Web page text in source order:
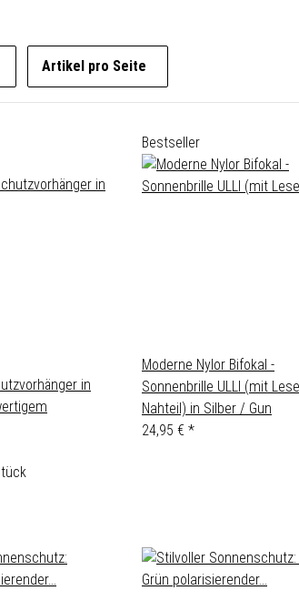
Artikel pro Seite
in
Bestseller
Moderne Nylor Bifokal -
Sonnenbrille ULLI (mit
Nahteil) in Silber / Gun
24,95 € *